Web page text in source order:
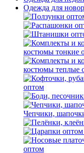
Одежда для
костюмы тонкие
костюмы теплые
оптом
Чепчики,